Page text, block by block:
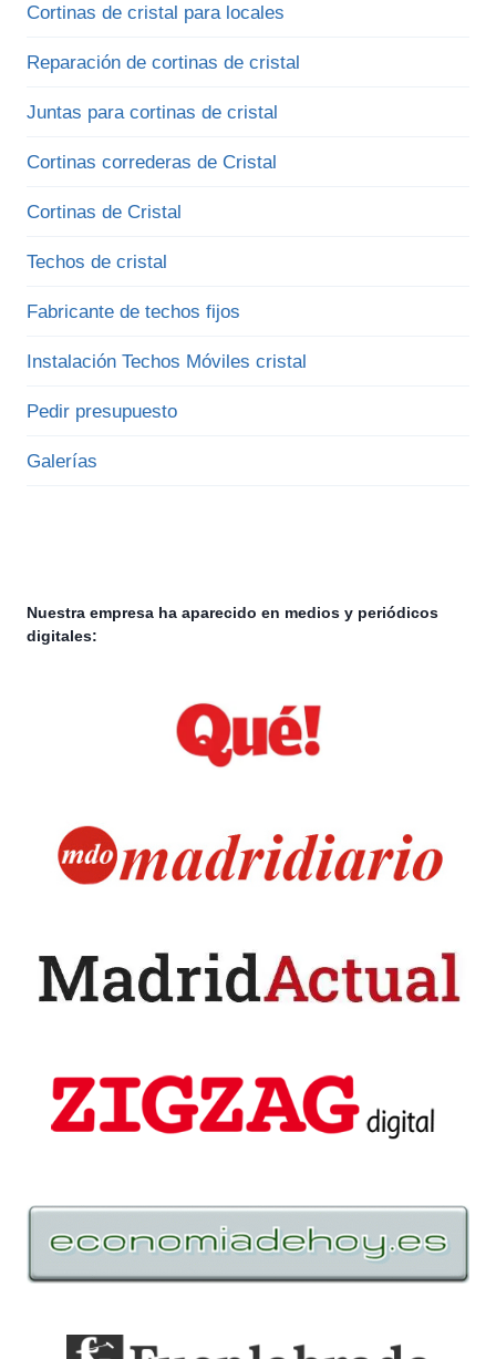
Cortinas de cristal para locales
Reparación de cortinas de cristal
Juntas para cortinas de cristal
Cortinas correderas de Cristal
Cortinas de Cristal
Techos de cristal
Fabricante de techos fijos
Instalación Techos Móviles cristal
Pedir presupuesto
Galerías
Nuestra empresa ha aparecido en medios y periódicos
digitales: